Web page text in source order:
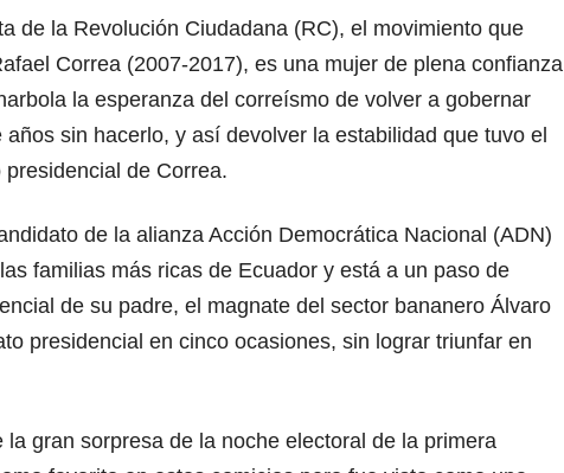
de la Revolución Ciudadana (RC), el movimiento que
Correa (2007-2017), es una mujer de plena confianza
la esperanza del correísmo de volver a gobernar
sin hacerlo, y así devolver la estabilidad que tuvo el
de Correa.
de la alianza Acción Democrática Nacional (ADN)
familias más ricas de Ecuador y está a un paso de
de su padre, el magnate del sector bananero Álvaro
presidencial en cinco ocasiones, sin lograr triunfar en
la gran sorpresa de la noche electoral de la primera